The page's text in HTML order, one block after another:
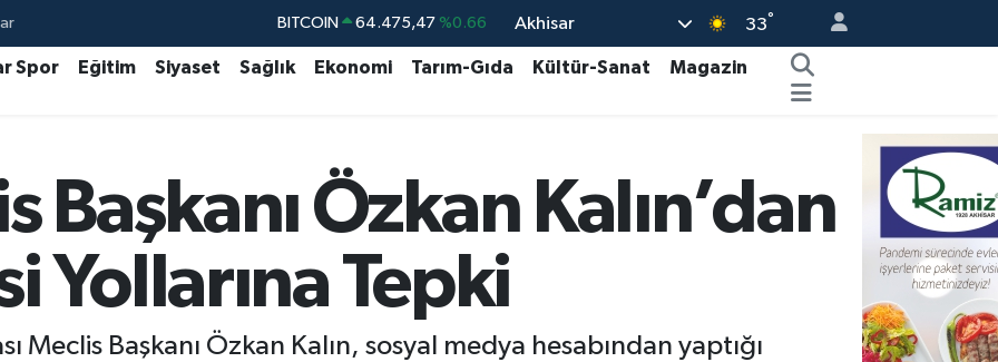
DOLAR 47,5986 %0.06
EURO 55,0700 %0.1
BİST100 13.703
BITCOIN 64.475,47 %0.66
Akhisar 33°
Spor Eğitim Siyaset Sağlık Ekonomi Tarım-Gıda Kültür-Sanat
Magazin
Başkanı Özkan Kalın’dan
Yollarına Tepki
Meclis Başkanı Özkan Kalın, sosyal medya hesabından yaptığı